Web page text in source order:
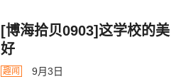
[博海拾贝0903]这学校的美
好
趣闻 9月3日